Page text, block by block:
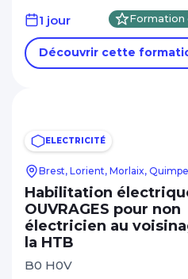
1 jour Formation
Découvrir cette
ELECTRICITÉ
Brest, Lorient, Morlaix,
Habilitation
OUVRAGES pour non
électricien au
la HTB
B0 H0V